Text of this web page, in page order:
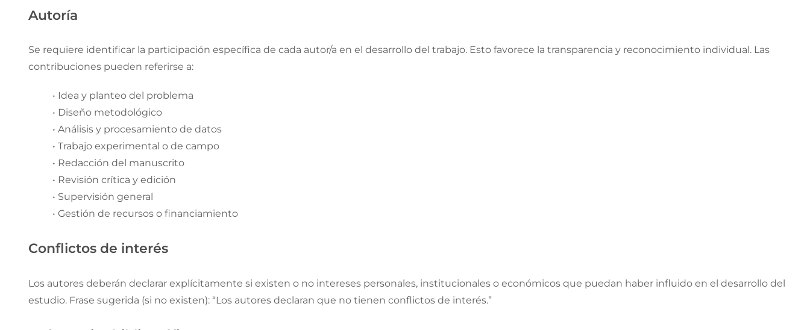
Autoría
Se requiere identificar la participación específica de cada autor/a en el desarrollo del trabajo. Esto favorece la transparencia y reconocimiento individual. Las
contribuciones pueden referirse a:
• Idea y planteo del problema
• Diseño metodológico
• Análisis y procesamiento de datos
• Trabajo experimental o de campo
• Redacción del manuscrito
• Revisión crítica y edición
• Supervisión general
• Gestión de recursos o financiamiento
Conflictos de interés
Los autores deberán declarar explícitamente si existen o no intereses personales, institucionales o económicos que puedan haber influido en el desarrollo del
estudio. Frase sugerida (si no existen): “Los autores declaran que no tienen conflictos de interés.”